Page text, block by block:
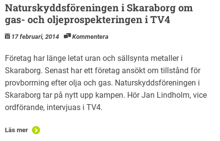
Naturskyddsföreningen i Skaraborg om
gas- och oljeprospekteringen i TV4
17 februari, 2014 Kommentera
Företag har länge letat uran och sällsynta metaller i
Skaraborg. Senast har ett företag ansökt om tillstånd för
provborrning efter olja och gas. Naturskyddsföreningen i
Skaraborg tar på nytt upp kampen. Hör Jan Lindholm, vice
ordförande, intervjuas i TV4.
Läs mer